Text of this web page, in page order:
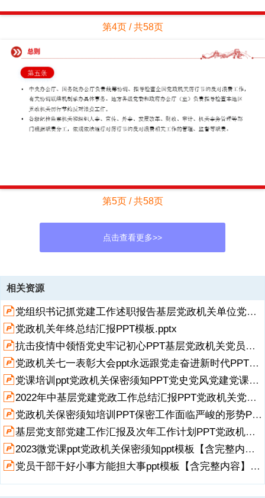
第4页 / 共58页
第5页 / 共58页
点击查看更多>>
资源描述
1、党政机关厉行节约反对浪费条例,2013年10月29日中共中央政治局
会议审议批准2013年11月18日中共中央、国务院发布2025年5月2日中
共中央批准2025年5月2日中共中央、国务院发布,（关于配套讲稿的说
明：本PPT模板包含讲稿，请移至最后1页查阅、复制）,第一章,总 则,
总则,第一条,为了进一步弘扬艰苦奋斗、勤俭节约的优良作风，推进党
政机关厉行节约反对浪费，建设节约型机关，根据中国共产党章程和中
华人民共和国宪法，制定本条例。,第二条,本条例适用于党的机关、人
大机关、行政机关、政协机关、监察机关、审判机关、检察机关，以及
工会、共青团、妇联等人民团体和参照公务员法管理的事业单位。,第三
条,本
2、条例所称浪费，是指党政机关及其工作人员违反规定进行不必要的
公务活动，或者在履行公务中超出规定范围、标准和要求，不当使用公
共资金、资产和资源，给国家和社会造成损失的行为。,总则,第四条,党
政机关厉行节约反对浪费，应当深入贯彻中央八项规定精神，遵循下列
展开阅读全文
相关资源
党组织书记抓党建工作述职报告基层党政机关单位党建工作述职报告PPT课件成品ppt下载.pptx
党政机关年终总结汇报PPT模板.pptx
抗击疫情中领悟党史牢记初心PPT基层党政机关党员干部教育培训课件ppt模板.pptx
党政机关七一表彰大会ppt永远跟党走奋进新时代PPT专题课件模板【含完整内容】.pptx
党课培训ppt党政机关保密须知PPT党史党风党建党课主题培训课件模板【含完整内容】.pptx
2022年中基层党建党政工作总结汇报PPT党政机关党建年中工作总结汇报ppt党课课件【含完整内容】.pptx
党政机关保密须知培训PPT保密工作面临严峻的形势PPT课件【含内容】.pptx
基层党支部党建工作汇报及次年工作计划PPT党政机关党建年中工作总结汇报PPT课件【含内容】.pptx
2023微党课ppt党政机关保密须知ppt模板【含完整内容】党史党建党课培训微党课课件模板下载.pptx
党员干部干好小事方能担大事ppt模板【含完整内容】2023年基层党政机关党员干部学习党课ppt模板党课.pptx